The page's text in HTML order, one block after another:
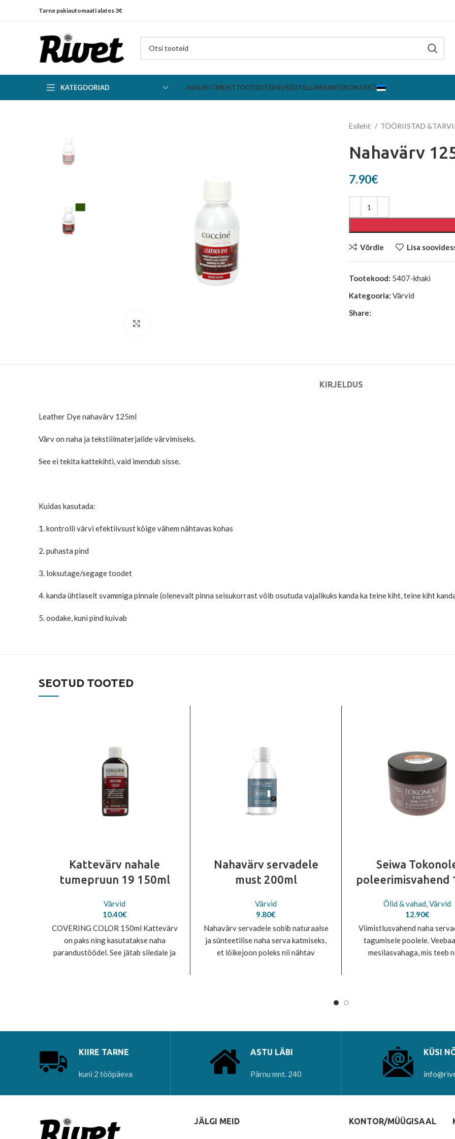
Tarne pakiautomaati alates 3€
KATEGOORIAD AVALEHTMEISTTOOTEDTEENUSEDTELLIMISINFOKONTAKT
Esileht TÖÖRIISTAD
Nahavärv
7.90€
Võrdle Lisa
Tootekood: 5407-khaki
Kategooria: Värvid
Share:
KIRJELDUS
Leather Dye nahavärv 125ml
Värv on naha ja tekstiilmaterjalide värvimiseks.
See ei tekita kattekihti, vaid imendub sisse.
Kuidas kasutada:
1. kontrolli värvi efektiivsust kõige vähem nähtavas kohas
2. puhasta pind
3. loksutage/segage toodet
4. kanda ühtlaselt svammiga pinnale (olenevalt pinna seisukorrast võib osutuda vajalikuks kanda ka teine ​​kiht, teine ​​kiht
5. oodake, kuni pind kuivab
SEOTUD TOOTED
Kattevärv nahale
tumepruun 19 150ml
Värvid
10.40€
COVERING COLOR 150ml Kattevärv
on paks ning kasutatakse naha
parandustöödel. See jätab siledale ja
Nahavärv servadele
must 200ml
Värvid
9.80€
Nahavärv servadele sobib naturaalse
ja sünteetilise naha serva katmiseks,
et lõikejoon poleks nii nähtav
Seiwa
poleerimisvahend
Õlid & vahad,Värvid
12.90€
Viimistlusvahend naha
tagumisele poolele.
mesilasvahaga, mis teeb
KIIRE TARNE
kuni 2 tööpäeva
ASTU LÄBI
Pärnu mnt. 240
KÜSI
JÄLGI MEID KONTOR/MÜÜGISAAL